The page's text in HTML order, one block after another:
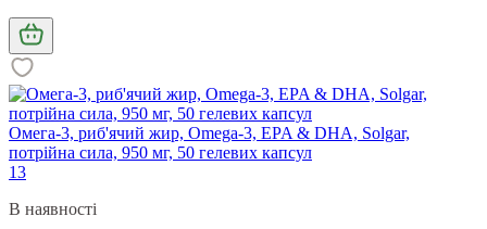
Омега-3, риб'ячий жир, Omega-3, EPA & DHA, Solgar,
потрійна сила, 950 мг, 50 гелевих капсул
13
В наявності